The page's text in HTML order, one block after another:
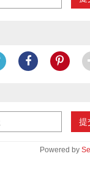
提
Powered by